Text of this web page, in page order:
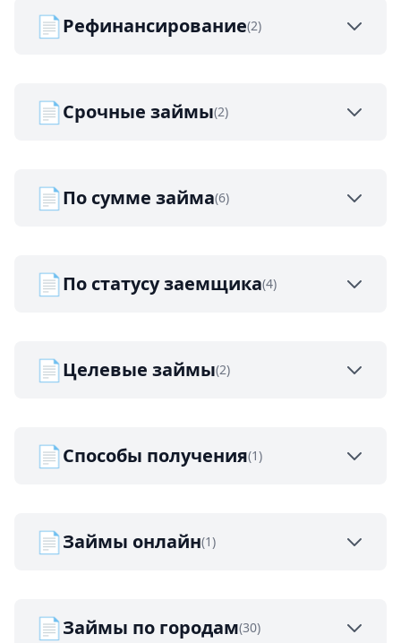
📄Рефинансирование(2)
📄Срочные займы(2)
📄По сумме займа(6)
📄По статусу заемщика(4)
📄Целевые займы(2)
📄Способы получения(1)
📄Займы онлайн(1)
📄Займы по городам(30)